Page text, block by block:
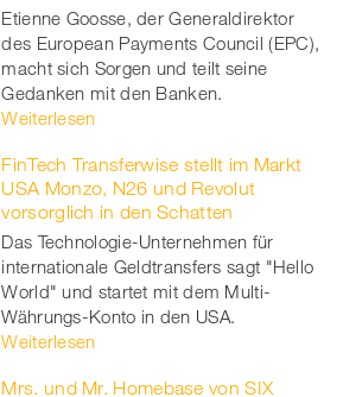
Etienne Goosse, der Generaldirektor
des European Payments Council (EPC),
macht sich Sorgen und teilt seine
Gedanken mit den Banken.
Weiterlesen
FinTech Transferwise stellt im Markt
USA Monzo, N26 und Revolut
vorsorglich in den Schatten
Das Technologie-Unternehmen für
internationale Geldtransfers sagt "Hello
World" und startet mit dem Multi-
Währungs-Konto in den USA.
Weiterlesen
Mrs. und Mr. Homebase von SIX